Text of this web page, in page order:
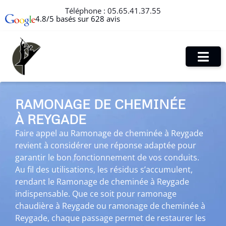
Téléphone : 05.65.41.37.55
4.8/5 basés sur 628 avis
RAMONAGE DE CHEMINÉE
À REYGADE
Faire appel au Ramonage de cheminée à Reygade
revient à considérer une réponse adaptée pour
garantir le bon fonctionnement de vos conduits.
Au fil des utilisations, les résidus s’accumulent,
rendant le Ramonage de cheminée à Reygade
indispensable. Que ce soit pour ramonage
chaudière à Reygade ou ramonage de cheminée à
Reygade, chaque passage permet de restaurer les